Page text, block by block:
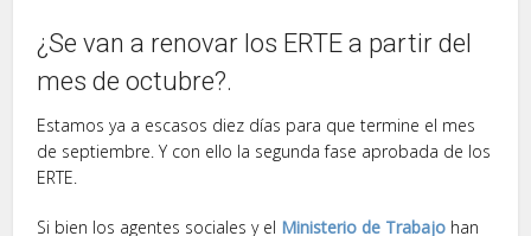
¿Se van a renovar los ERTE a partir del
mes de octubre?.
Estamos ya a escasos diez días para que termine el mes
de septiembre. Y con ello la segunda fase aprobada de los
ERTE.
Si bien los agentes sociales y el Ministerio de Trabajo han